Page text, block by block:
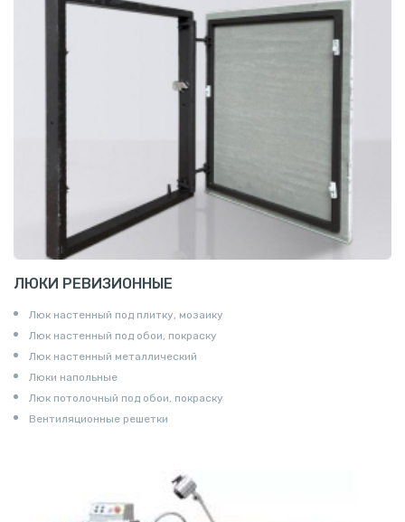
ЛЮКИ РЕВИЗИОННЫЕ
Люк настенный под плитку, мозаику
Люк настенный под обои, покраску
Люк настенный металлический
Люки напольные
Люк потолочный под обои, покраску
Вентиляционные решетки